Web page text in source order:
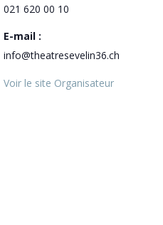
021 620 00 10
E-mail :
info@theatresevelin36.ch
Voir le site Organisateur